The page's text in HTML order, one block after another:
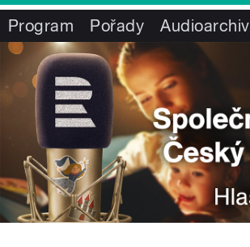
Program Pořady Audioarchiv